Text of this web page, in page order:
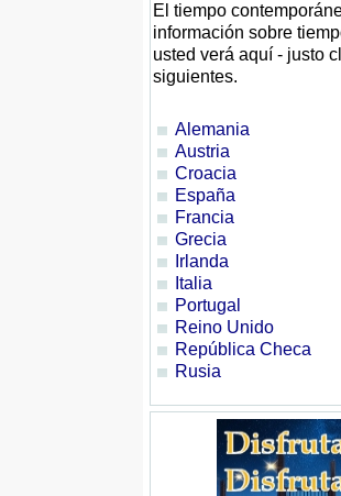
El tiempo
información sobre
usted verá aquí - justo
siguientes.
Alemania
Austria
Croacia
España
Francia
Grecia
Irlanda
Italia
Portugal
Reino Unido
República Checa
Rusia